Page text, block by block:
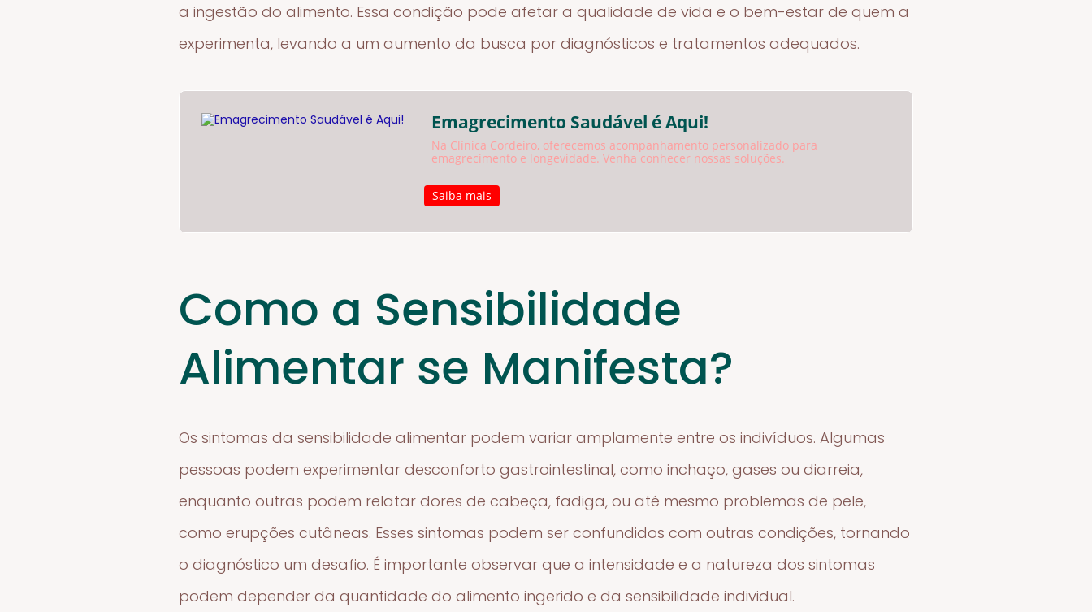
a ingestão do alimento. Essa condição pode afetar a qualidade de vida e o bem-estar de quem a
experimenta, levando a um aumento da busca por diagnósticos e tratamentos adequados.
Emagrecimento Saudável é Aqui!
Na Clínica Cordeiro, oferecemos acompanhamento personalizado para
emagrecimento e longevidade. Venha conhecer nossas soluções.
Saiba mais
Como a Sensibilidade
Alimentar se Manifesta?
Os sintomas da sensibilidade alimentar podem variar amplamente entre os indivíduos. Algumas
pessoas podem experimentar desconforto gastrointestinal, como inchaço, gases ou diarreia,
enquanto outras podem relatar dores de cabeça, fadiga, ou até mesmo problemas de pele,
como erupções cutâneas. Esses sintomas podem ser confundidos com outras condições, tornando
o diagnóstico um desafio. É importante observar que a intensidade e a natureza dos sintomas
podem depender da quantidade do alimento ingerido e da sensibilidade individual.